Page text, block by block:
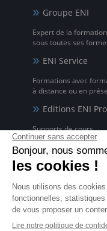
Groupe ENI
Expert de la
sous toutes ses
ENI Service
Formations avec
à distance ou en
Editions ENI Pro
Supports de cours
pour les organismes
ENI elearning
La solution de
disponible en 5
Certifications ENI
Certifications à